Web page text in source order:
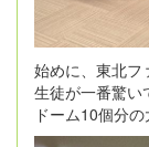
始めに、東北フ
生徒が一番驚い
ドーム10個分